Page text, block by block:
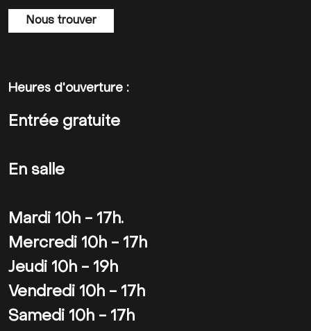
Nous trouver
Heures d'ouverture :
Entrée gratuite
En salle
Mardi 10h - 17h.
Mercredi 10h - 17h
Jeudi 10h - 19h
Vendredi 10h - 17h
Samedi 10h - 17h